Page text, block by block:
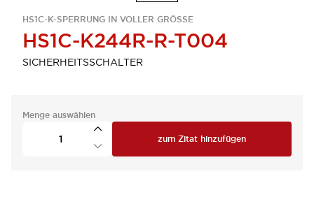
HS1C-K-SPERRUNG IN VOLLER GRÖSSE
HS1C-K244R-R-T004
SICHERHEITSSCHALTER
Menge auswählen
zum Zitat hinzufügen